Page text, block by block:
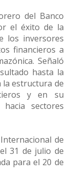
del Banco
el éxito de la
los inversores
financieros a
Señaló
hasta la
la estructura de
y en su
sectores
de
31 de julio de
para el 20 de